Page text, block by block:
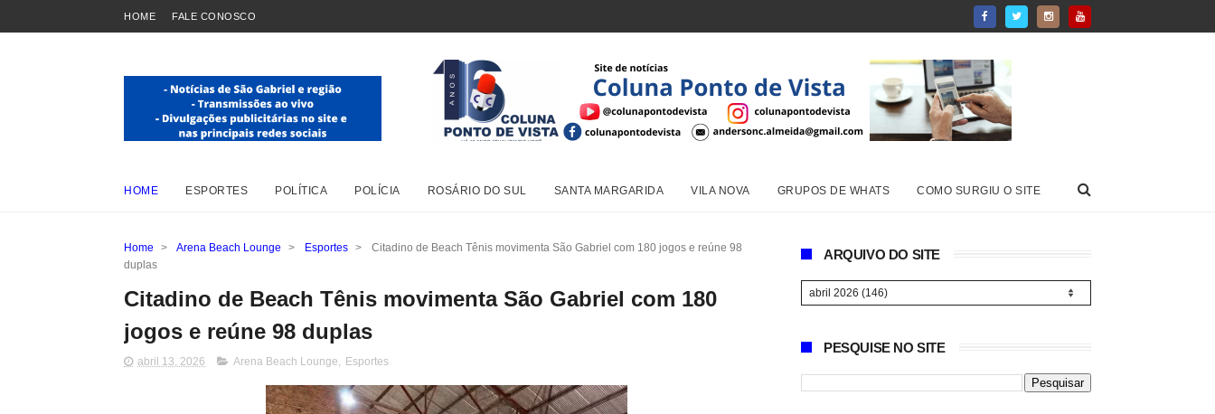
HOME FALE CONOSCO
HOME ESPORTES POLÍTICA POLÍCIA ROSÁRIO DO SUL SANTA MARGARIDA VILA NOVA GRUPOS DE WHATS COMO SURGIU O SITE
Home > Arena Beach Lounge > Esportes >
Citadino de Beach Tênis movimenta São Gabriel com 180 jogos e reúne 98
duplas
Citadino de Beach Tênis movimenta São Gabriel com 180
jogos e reúne 98 duplas
abril 13, 2026 Arena Beach Lounge, Esportes
ARQUIVO DO SITE
PESQUISE NO SITE